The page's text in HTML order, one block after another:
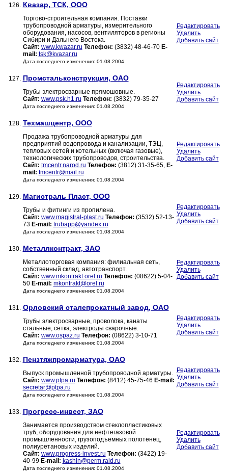
126. Квазар, ТСК, ООО
Торгово-строительная компания. Поставки
трубопроводной арматуры, измерительного
оборудования, насосов, вентиляторов в регионы
Сибири и Дальнего Востока.
Сайт: www.kwazar.ru Телефон: (3832) 48-46-70 E-
mail: tsk@kvazar.ru
Дата последнего изменения: 01.08.2004
Редактировать
Удалить
Добавить сайт
127. Промстальконструкция, ОАО
Трубы электросварные прямошовные.
Сайт: www.psk.h1.ru Телефон: (3832) 79-35-27
Дата последнего изменения: 01.08.2004
Редактировать
Удалить
Добавить сайт
128. Техмашцентр, ООО
Продажа трубопроводной арматуры для
предприятий водопровода и канализации, ТЭЦ,
тепловых сетей и котельных (включая газовые),
технологических трубопроводов, строительства.
Сайт: tmcentr.narod.ru Телефон: (3812) 31-35-65, E-
mail: tmcentr@mail.ru
Дата последнего изменения: 01.08.2004
Редактировать
Удалить
Добавить сайт
129. Магистраль Пласт, ООО
Трубы и фитинги из пропилена.
Сайт: www.magistral-plast.ru Телефон: (3532) 52-13-
73 E-mail: trubapp@yandex.ru
Дата последнего изменения: 01.08.2004
Редактировать
Удалить
Добавить сайт
130. Металлконтракт, ЗАО
Металлоторговая компания: филиальная сеть,
собственный склад, автотранспорт.
Сайт: www.mkontrakt.orel.ru Телефон: (08622) 5-04-
50 E-mail: mkontrakt@orel.ru
Дата последнего изменения: 01.08.2004
Редактировать
Удалить
Добавить сайт
131. Орловский сталепрокатный завод, ОАО
Трубы электросварные, проволока, канаты
стальные, сетка, электроды сварочные.
Сайт: www.ospaz.ru Телефон: (08622) 3-10-71
Дата последнего изменения: 01.08.2004
Редактировать
Удалить
Добавить сайт
132. Пензтяжпромарматура, ОАО
Выпуск промышленной трубопроводной арматуры.
Сайт: www.ptpa.ru Телефон: (8412) 45-75-46 E-mail:
secretar@ptpa.ru
Дата последнего изменения: 01.08.2004
Редактировать
Удалить
Добавить сайт
133. Прогресс-инвест, ЗАО
Занимается производством стеклопластиковых
труб, оборудования для нефтегазовой
промышленности, грузоподъемных полотенец,
полиуретановых изделий.
Сайт: www.progress-invest.ru Телефон: (3422) 19-
40-99 E-mail: kashin@perm.raid.ru
Дата последнего изменения: 01.08.2004
Редактировать
Удалить
Добавить сайт